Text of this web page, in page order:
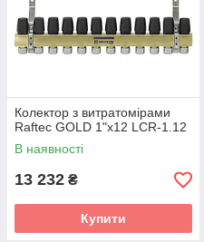
Колектор з витратомірами
Raftec GOLD 1"х12 LCR-1.12
В наявності
13 232 ₴
Купити